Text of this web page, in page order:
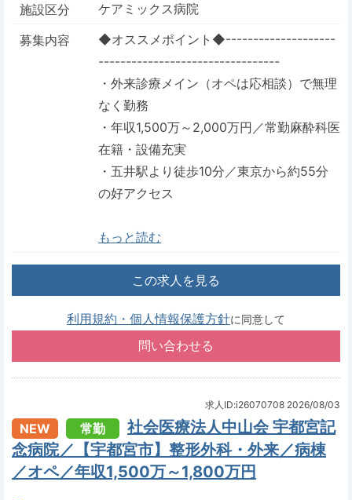
施設区分
ケアミックス病院
募集内容
◆オススメポイント◆--------------------
---------------------------------
・外来診療メイン（オペは応相談）で無理
なく勤務
・年収1,500万～2,000万円／常勤麻酔科医
在籍・設備充実
・五井駅より徒歩10分／東京から約55分
の好アクセス
もっと読む
この求人を見る
利用規約・個人情報保護方針に同意して
求人ID:i26070708 2026/08/03
NEW 常勤
社会医療法人中山会 宇都宮記
念病院／【宇都宮市】整形外科・外来／病棟
／オペ／年収1,500万～1,800万円